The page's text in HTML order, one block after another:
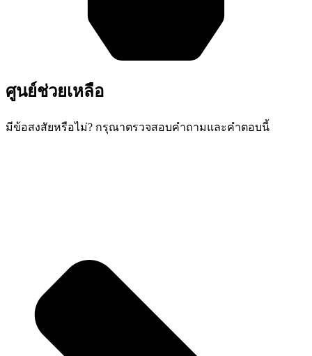
ศูนย์ช่วยเหลือ
มีข้อสงสัยหรือไม่? กรุณาตรวจสอบคำถามและคำตอบนี้